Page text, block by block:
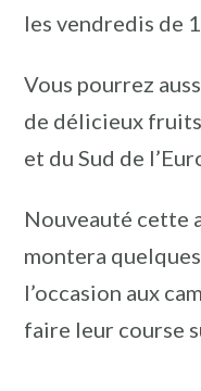
les vendredis de
Vous pourrez
de délicieux
et du Sud de
Nouveauté cette
montera
l’occasion aux
faire leur course